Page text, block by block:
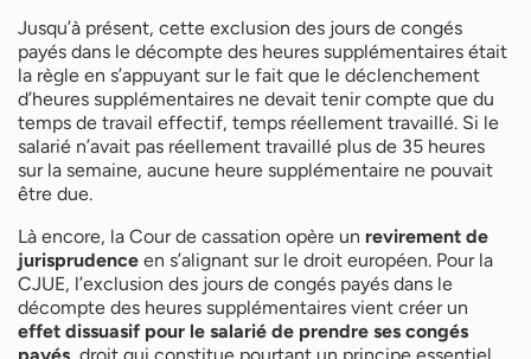
Jusqu’à présent, cette exclusion des jours de congés
payés dans le décompte des heures supplémentaires était
la règle en s’appuyant sur le fait que le déclenchement
d’heures supplémentaires ne devait tenir compte que du
temps de travail effectif, temps réellement travaillé. Si le
salarié n’avait pas réellement travaillé plus de 35 heures
sur la semaine, aucune heure supplémentaire ne pouvait
être due.
Là encore, la Cour de cassation opère un revirement de
jurisprudence en s’alignant sur le droit européen. Pour la
CJUE, l’exclusion des jours de congés payés dans le
décompte des heures supplémentaires vient créer un
effet dissuasif pour le salarié de prendre ses congés